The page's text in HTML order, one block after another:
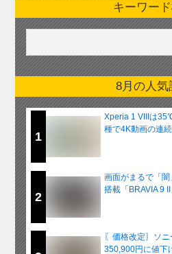
キーワー
8月の人気
1
Xperia 1 VIIIは
種で4K動画の連
2
画面がまるで「
搭載「BRAVIA 9
〖価格改定〗ソ
350,900円に値